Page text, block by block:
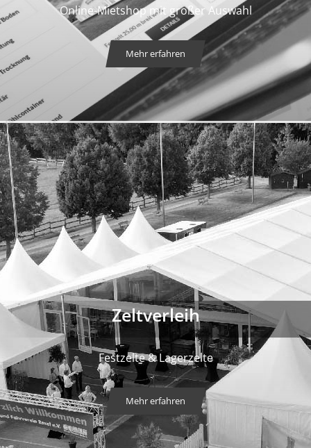
Online-Mietshop mit großer Auswahl
Mehr erfahren
Zeltverleih
Festzelte & Lagerzelte
Mehr erfahren